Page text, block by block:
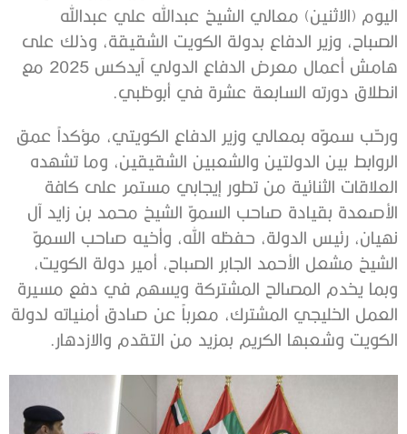
اليوم (الاثنين) معالي الشيخ عبدالله علي عبدالله
الصباح، وزير الدفاع بدولة الكويت الشقيقة، وذلك على
هامش أعمال معرض الدفاع الدولي آيدكس 2025 مع
انطلاق دورته السابعة عشرة في أبوظبي.
ورحّب سموّه بمعالي وزير الدفاع الكويتي، مؤكداً عمق
الروابط بين الدولتين والشعبين الشقيقين، وما تشهده
العلاقات الثنائية من تطور إيجابي مستمر على كافة
الأصعدة بقيادة صاحب السموّ الشيخ محمد بن زايد آل
نهيان، رئيس الدولة، حفظه الله، وأخيه صاحب السموّ
الشيخ مشعل الأحمد الجابر الصباح، أمير دولة الكويت،
وبما يخدم المصالح المشتركة ويسهم في دفع مسيرة
العمل الخليجي المشترك، معرباً عن صادق أمنياته لدولة
الكويت وشعبها الكريم بمزيد من التقدم والازدهار.